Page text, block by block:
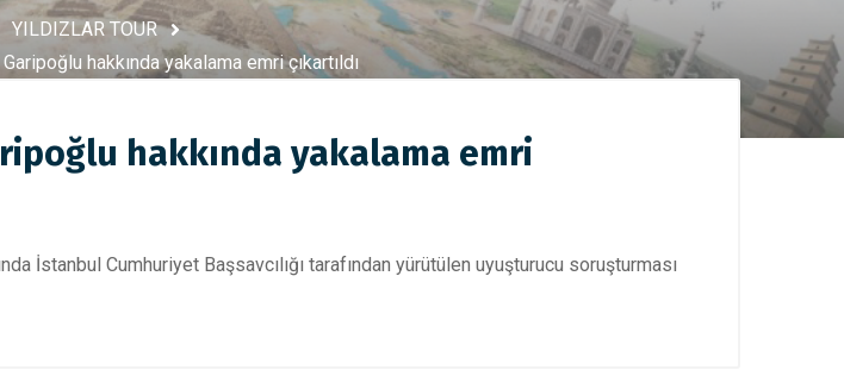
YILDIZLAR TOUR
hakkında yakalama emri çıkartıldı
hakkında yakalama emri
İstanbul Cumhuriyet Başsavcılığı tarafından yürütülen uyuşturucu soruşturması